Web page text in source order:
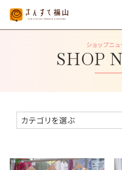
SHOP
ショップニュ
カテゴリを選ぶ